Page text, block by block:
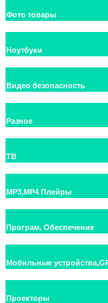
Фото товары
Ноутбуки
Видео безопасность
Разное
ТВ
MP3,MP4 Плейры
Програм. Обеспечение
Мобильные
Проекторы